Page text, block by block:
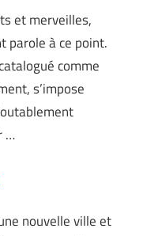
et merveilles,
parole à ce point.
comme
s’impose
…
nouvelle ville et